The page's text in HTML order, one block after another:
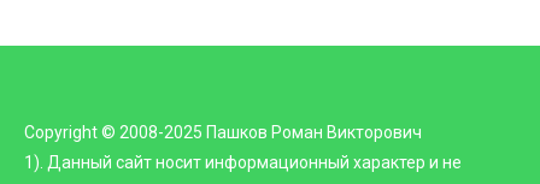
Copyright © 2008-2025 Пашков Роман Викторович
1). Данный сайт носит информационный характер и не